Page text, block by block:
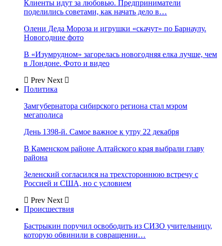
Клиенты идут за любовью. Предприниматели
поделились советами, как начать дело в…
Олени Деда Мороза и игрушки «скачут» по Барнаулу.
Новогодние фото
В «Изумрудном» загорелась новогодняя елка лучше, чем
в Лондоне. Фото и видео
Prev Next
Политика
Замгубернатора сибирского региона стал мэром
мегаполиса
День 1398-й. Самое важное к утру 22 декабря
В Каменском районе Алтайского края выбрали главу
района
Зеленский согласился на трехстороннюю встречу с
Россией и США, но с условием
Prev Next
Происшествия
Бастрыкин поручил освободить из СИЗО учительницу,
которую обвинили в совращении…